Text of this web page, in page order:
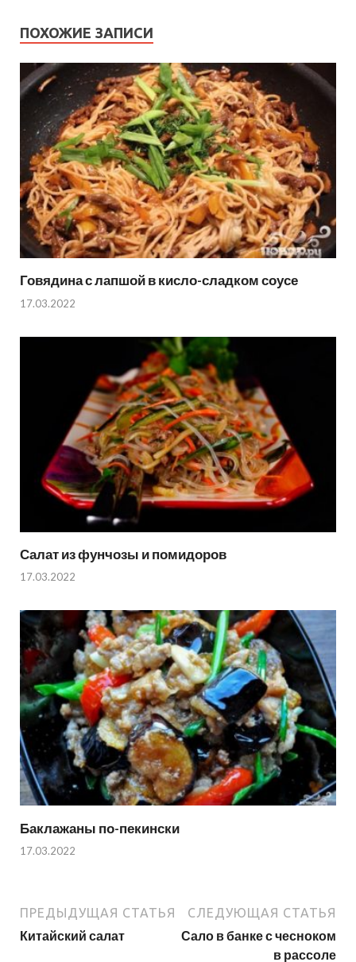
ПОХОЖИЕ ЗАПИСИ
Говядина с лапшой в кисло-сладком соусе
17.03.2022
Салат из фунчозы и помидоров
17.03.2022
Баклажаны по-пекински
17.03.2022
ПРЕДЫДУЩАЯ СТАТЬЯ
Китайский салат
СЛЕДУЮЩАЯ СТАТЬЯ
Сало в банке с чесноком
в рассоле